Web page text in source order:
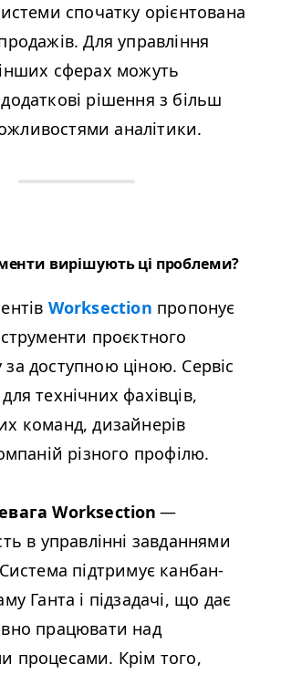
спочатку орієнтована
Для управління
сферах можуть
рішення з більш
аналітики.
вирішують ці проблеми?
Worksection пропонує
проєктного
доступною ціною. Сервіс
технічних фахівців,
команд, дизайнерів
різного профілю.
Worksection —
в управлінні завданнями
підтримує канбан-
Ганта і підзадачі, що дає
працювати над
процесами. Крім того,